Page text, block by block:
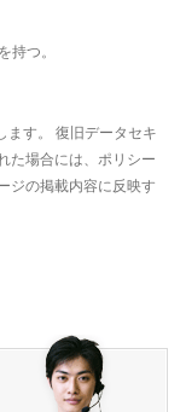
持つ。
ます。 復旧データセキ
た場合には、ポリシー
ジの掲載内容に反映す